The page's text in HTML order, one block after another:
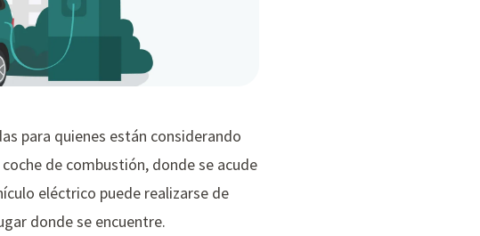
para quienes están considerando
de combustión, donde se acude
eléctrico puede realizarse de
donde se encuentre.